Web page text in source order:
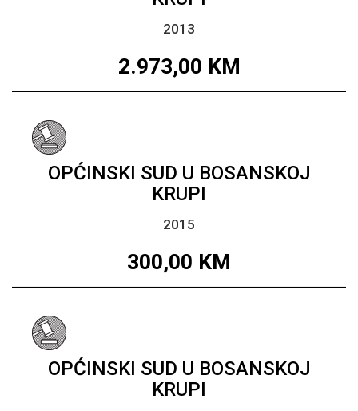
2013
2.973,00 KM
OPĆINSKI SUD U BOSANSKOJ
KRUPI
2015
300,00 KM
OPĆINSKI SUD U BOSANSKOJ
KRUPI